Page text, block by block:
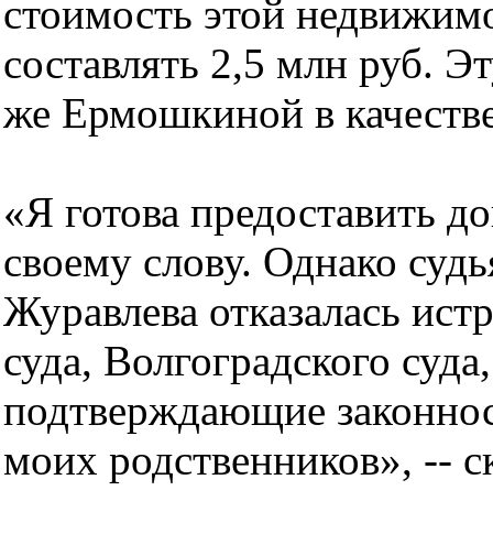
стоимость этой
составлять 2,5 млн руб.
же Ермошкиной в
«Я готова предоставить
своему слову. Однако
Журавлева отказалась
суда, Волгоградского
подтверждающие
моих родственников», --